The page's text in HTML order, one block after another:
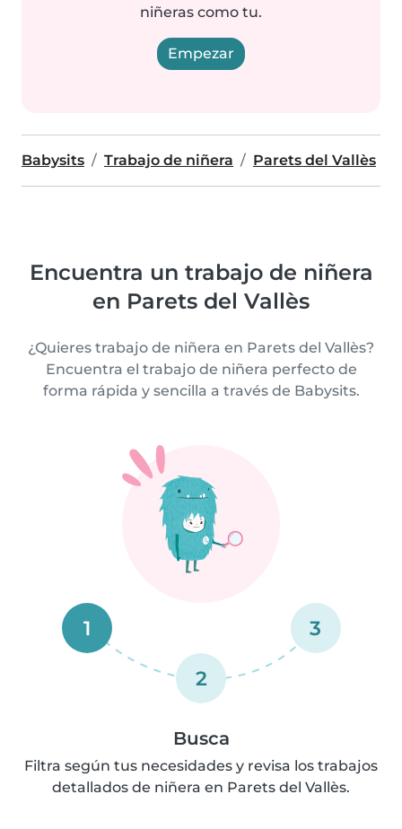
niñeras como tu.
Empezar
Babysits Trabajo de niñera Parets del Vallès
Encuentra un trabajo de niñera
en Parets del Vallès
¿Quieres trabajo de niñera en Parets del Vallès?
Encuentra el trabajo de niñera perfecto de
forma rápida y sencilla a través de Babysits.
1
2
3
Busca
Filtra según tus necesidades y revisa los trabajos
detallados de niñera en Parets del Vallès.